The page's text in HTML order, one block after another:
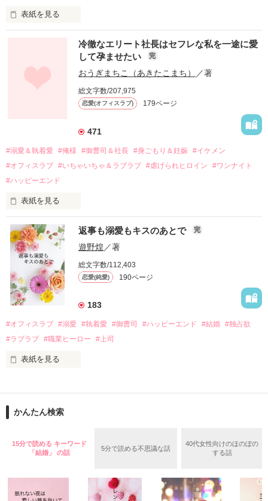
表紙を見る
幼なじみの哲平に淡い恋心を抱いていた美桜。
しかし、ある出来事をきっかけに二人の関係は壊れてしまう。
関係修復もできないまま、美桜は両親の離婚によって
引っ越すことになり、哲平とも離れ離れになった。
それから約十二年後。
過去の傷から、二度と会いたくないと思っていた哲平に
運命のような再会を果たす。
酔った勢いで一夜を共にしてしまった。
さらに、美桜が初めてだと知った哲平は
『責任をとる、結婚しよう』と真っ直ぐに告げてきた。
戸惑う美桜とは裏腹に、好きという気持ちを隠すことなく
甘やかしてくる。
そんなある日、哲平は美桜がストーカー被害に
遭っていることを知る。
美桜を守るため、哲平は同居を提案してきて――。
夏木美桜(なつきみお)
鳴海哲平 (なるみてっぺい)
2026.6.5～2026.7.25
＊以前、公開していた話の改稿版です＊
冷徹なエリート社長はセフレな私を一途に愛
して孕ませたい
完
おうぎまちこ（あきたこまち） ／著
総文字数/207,975
恋愛(オフィスラブ) 179ページ
471
#溺愛＆執着愛 #俺様 #御曹司＆社長 #身ごもり＆妊娠 #イケメン
#オフィスラブ #いちゃいちゃ＆ラブラブ #虐げられヒロイン
#ワンナイト
#ハッピーエンド
表紙を見る
おかしな噂を流されて前の職場でうまくいかなかった梅田美
桜は、海外で傷心旅行をしていたところ、日本人美青年と出会
い、酒の勢いもあり一夜限りの関係となる。
帰国後、美桜は新しい職場でワンナイトした美青年と再会。
なんと彼の正体は、とある財閥御曹司にも関わらず、一族を離
れて起業した新進気鋭の実業家、社内でも冷徹だと評判な社長
――御影恭司その人だったのだ――！
なぜか恭司から飼い猫の世話係を命じられた美桜は、猫の世
の関係となってしまい――？
返事も溺愛もキスのあとで 完
遊野煌 ／著
総文字数/112,403
恋愛(純愛) 190ページ
183
#オフィスラブ #溺愛 #執着愛 #御曹司 #ハッピーエンド #結婚 #独占欲
#ラブラブ #職業ヒーロー #上司
表紙を見る
ションの企画戦略室で働いている。
めた、同期で恋人の石垣守（26）がいるのだが、後輩の姫原由
いた。
守と由羅から『便利屋雛子』と馬鹿にされ、一人こっそり泣い
た上、同居まで提案してきて──？
かんたん検索
15分で読める キーワード
「結婚」 の話
5分で読める不思議な話
40代女性向けのほのぼの
する話